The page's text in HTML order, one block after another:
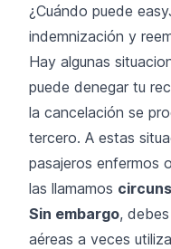
¿Cuándo puede
indemnización y
Hay algunas
puede denegar tu
la cancelación se
tercero. A estas
pasajeros enfermos
las llamamos
Sin embargo,
aéreas a veces